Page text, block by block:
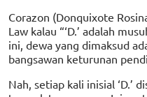
Corazon (Donquixote
Law kalau “‘D.’ adalah
ini, dewa yang dimaksud
bangsawan keturunan
Nah, setiap kali inisial ‘D.’